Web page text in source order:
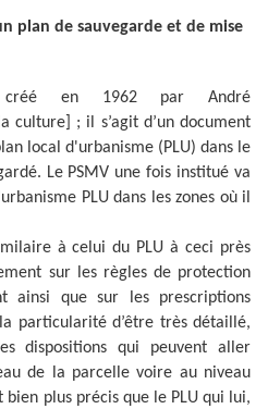
plan de sauvegarde et de mise
en 1962 par André
culture] ; il s’agit d’un document
local d'urbanisme (PLU) dans le
Le PSMV une fois institué va
PLU dans les zones où il
à celui du PLU à ceci près
sur les règles de protection
ainsi que sur les prescriptions
particularité d’être très détaillé,
dispositions qui peuvent aller
de la parcelle voire au niveau
bien plus précis que le PLU qui lui,